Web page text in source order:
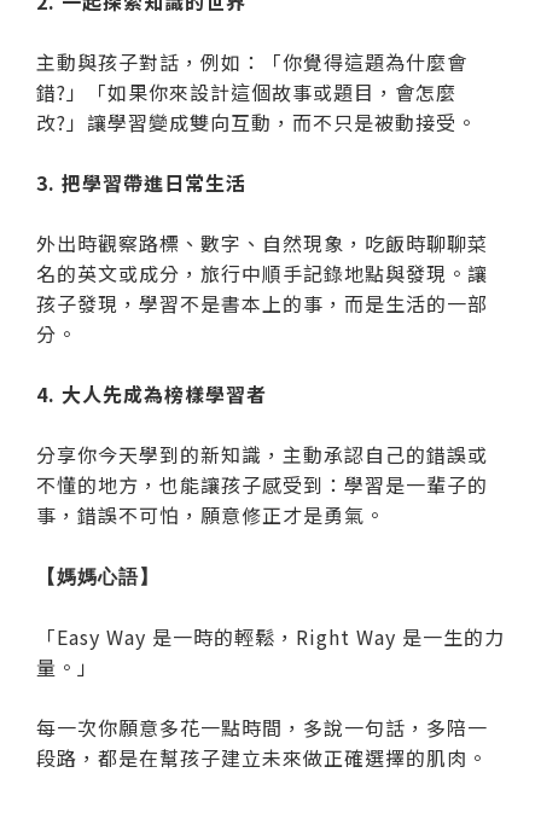
主動與孩子對話，例如：「你覺得這題為什麼會
錯?」「如果你來設計這個故事或題目，會怎麼
改?」讓學習變成雙向互動，而不只是被動接受。
3. 把學習帶進日常生活
外出時觀察路標、數字、自然現象，吃飯時聊聊菜
名的英文或成分，旅行中順手記錄地點與發現。讓
孩子發現，學習不是書本上的事，而是生活的一部
分。
4. 大人先成為榜樣學習者
分享你今天學到的新知識，主動承認自己的錯誤或
不懂的地方，也能讓孩子感受到：學習是一輩子的
事，錯誤不可怕，願意修正才是勇氣。
【媽媽心語】
「Easy Way 是一時的輕鬆，Right Way 是一生的力
量。」
每一次你願意多花一點時間，多說一句話，多陪一
段路，都是在幫孩子建立未來做正確選擇的肌肉。